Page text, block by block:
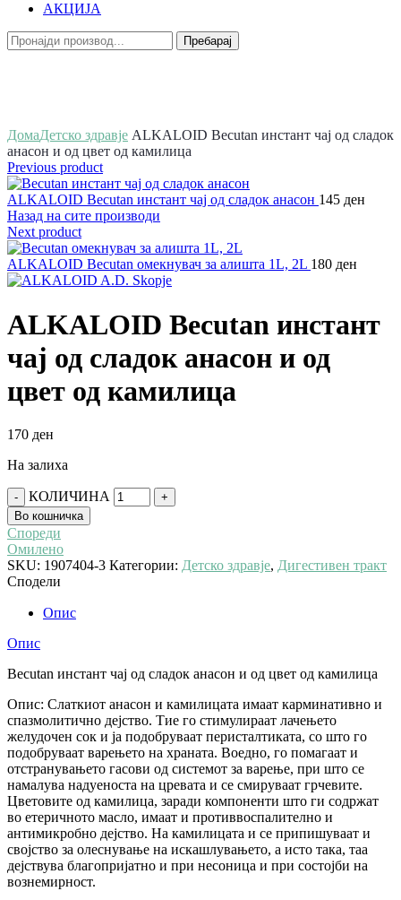
АКЦИЈА
Пребарај
ДомаДетско здравје ALKALOID Becutan инстант чај од сладок
анасон и од цвет од камилица
Previous product
ALKALOID Becutan инстант чај од сладок анасон 145 ден
Назад на сите производи
Next product
ALKALOID Becutan омекнувач за алишта 1L, 2L 180 ден
ALKALOID Becutan инстант
чај од сладок анасон и од
цвет од камилица
170 ден
На залиха
КОЛИЧИНА
Во кошничка
Спореди
Омилено
SKU: 1907404-3 Категории: Детско здравје, Дигестивен тракт
Сподели
Опис
Опис
Becutan инстант чај од сладок анасон и од цвет од камилица
Опис: Слаткиот анасон и камилицата имаат карминативно и
спазмолитично дејство. Тие го стимулираат лачењето
желудочен сок и ја подобруваат перисталтиката, со што го
подобруваат варењето на храната. Воедно, го помагаат и
отстранувањето гасови од системот за варење, при што се
намалува надуеноста на цревата и се смируваат грчевите.
Цветовите од камилица, заради компоненти што ги содржат
во етеричното масло, имаат и противвоспалително и
антимикробно дејство. На камилицата и се припишуваат и
својство за олеснување на искашлувањето, а исто така, таа
дејствува благопријатно и при несоница и при состојби на
вознемирност.